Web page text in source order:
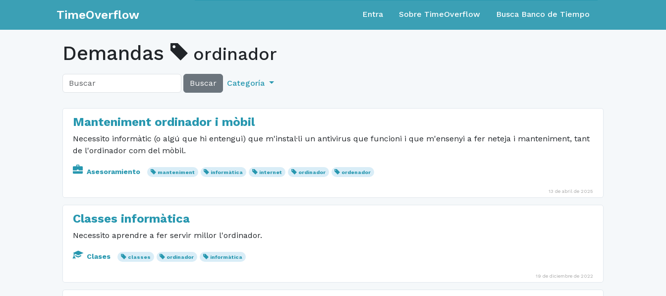
TimeOverflow Entra Sobre TimeOverflow Busca Banco de Tiempo
Demandas ordinador
Buscar Categoría
Manteniment ordinador i mòbil
Necessito informàtic (o algú que hi entengui) que m'instal·li un antivirus que funcioni i que m'ensenyi a fer neteja i manteniment, tant
de l'ordinador com del mòbil.
Asesoramiento manteniment informàtica internet ordinador ordenador
13 de abril de 2025
Classes informàtica
Necessito aprendre a fer servir millor l'ordinador.
Clases classes ordinador informàtica
19 de diciembre de 2022